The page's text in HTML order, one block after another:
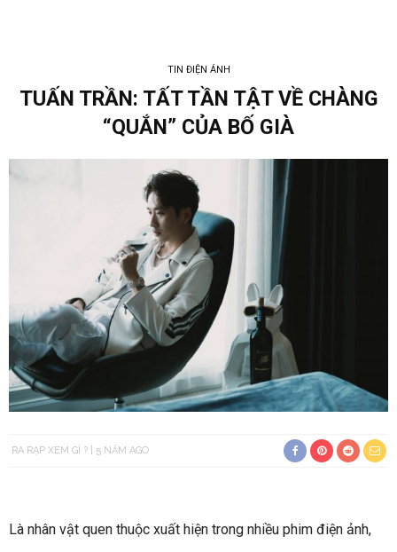
TIN ĐIỆN ẢNH
TUẤN TRẦN: TẤT TẦN TẬT VỀ CHÀNG
“QUẮN” CỦA BỐ GIÀ
RA RẠP XEM GÌ ? 5 NĂM AGO
Là nhân vật quen thuộc xuất hiện trong nhiều phim điện ảnh,